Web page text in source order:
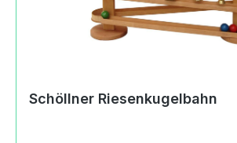
Schöllner Riesenkugelbahn